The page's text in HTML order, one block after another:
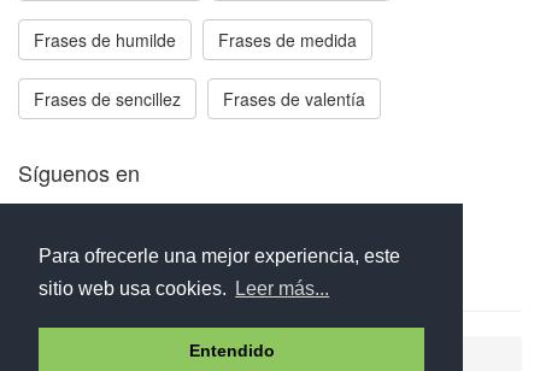
Para ofrecerle una mejor experiencia, este
sitio web usa cookies.
Leer más...
Entendido
Frases de humilde Frases de medida
Frases de sencillez Frases de valentía
Síguenos en
Aviso legal